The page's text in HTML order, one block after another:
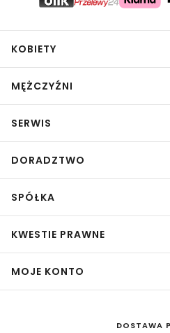
KOBIETY
MĘŻCZYŹNI
SERWIS
DORADZTWO
SPÓŁKA
KWESTIE PRAWNE
MOJE KONTO
DOSTAWA